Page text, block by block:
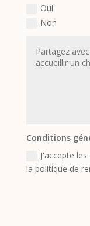
Oui
Non
Conditions
J'accepte
la politique de